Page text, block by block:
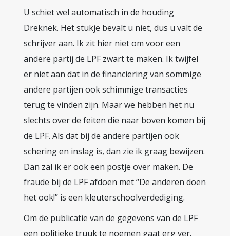
U schiet wel automatisch in de houding
Dreknek. Het stukje bevalt u niet, dus u valt de
schrijver aan. Ik zit hier niet om voor een
andere partij de LPF zwart te maken. Ik twijfel
er niet aan dat in de financiering van sommige
andere partijen ook schimmige transacties
terug te vinden zijn. Maar we hebben het nu
slechts over de feiten die naar boven komen bij
de LPF. Als dat bij de andere partijen ook
schering en inslag is, dan zie ik graag bewijzen.
Dan zal ik er ook een postje over maken. De
fraude bij de LPF afdoen met “De anderen doen
het ook!” is een kleuterschoolverdediging.
Om de publicatie van de gegevens van de LPF
een politieke truuk te noemen gaat erg ver.